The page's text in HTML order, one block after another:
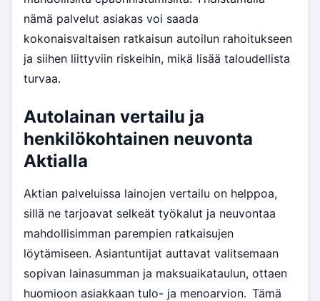
nämä palvelut asiakas voi saada
kokonaisvaltaisen ratkaisun autoilun rahoitukseen
ja siihen liittyviin riskeihin, mikä lisää taloudellista
turvaa.
Autolainan vertailu ja
henkilökohtainen neuvonta
Aktialla
Aktian palveluissa lainojen vertailu on helppoa,
sillä ne tarjoavat selkeät työkalut ja neuvontaa
mahdollisimman parempien ratkaisujen
löytämiseen. Asiantuntijat auttavat valitsemaan
sopivan lainasumman ja maksuaikataulun, ottaen
huomioon asiakkaan tulo- ja menoarvion. Tämä